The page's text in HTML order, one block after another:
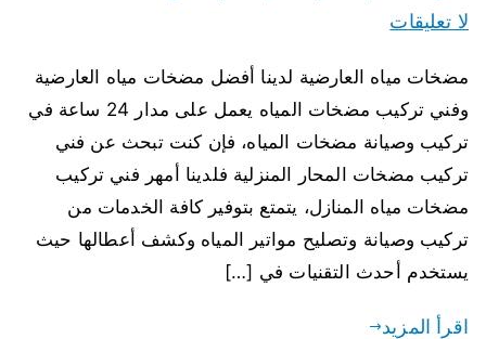
لا تعليقات
مضخات مياه العارضية لدينا أفضل مضخات مياه العارضية
وفني تركيب مضخات المياه يعمل على مدار 24 ساعة في
تركيب وصيانة مضخات المياه، فإن كنت تبحث عن فني
تركيب مضخات المحار المنزلية فلدينا أمهر فني تركيب
مضخات مياه المنازل، يتمتع بتوفير كافة الخدمات من
تركيب وصيانة وتصليح مواتير المياه وكشف أعطالها حيث
يستخدم أحدث التقنيات في […]
اقرأ المزيد